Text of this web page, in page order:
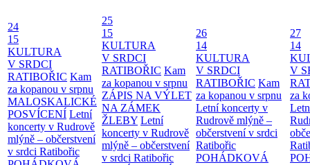
24
15
KULTURA
V SRDCI
RATIBOŘIC Kam
za kopanou v srpnu
MALOSKALICKÉ
POSVÍCENÍ Letní
koncerty v Rudrově
mlýně – občerstvení
v srdci Ratibořic
25
15
KULTURA
V SRDCI
RATIBOŘIC Kam
za kopanou v srpnu
ZÁPIS NA VÝLET
NA ZÁMEK
ŽLEBY Letní
koncerty v Rudrově
mlýně – občerstvení
v srdci Ratibořic
26
14
KULTURA
V SRDCI
RATIBOŘIC Kam
za kopanou v srpnu
Letní koncerty v
Rudrově mlýně –
občerstvení v srdci
Ratibořic
POHÁDKOVÁ
27
14
V
za